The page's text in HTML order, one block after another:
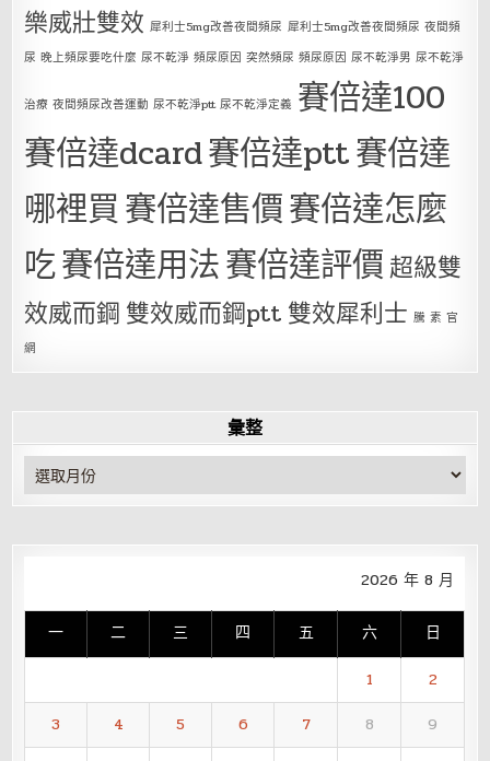
樂威壯雙效 犀利士5mg改善夜間頻尿 犀利士5mg改善夜間頻尿 夜間頻
尿 晚上頻尿要吃什麼 尿不乾淨 頻尿原因 突然頻尿 頻尿原因 尿不乾淨男 尿不乾淨
治療 夜間頻尿改善運動 尿不乾淨ptt 尿不乾淨定義 賽倍達100
賽倍達dcard賽倍達ptt賽倍達
哪裡買賽倍達售價賽倍達怎麼
吃賽倍達用法賽倍達評價超級雙
效威而鋼 雙效威而鋼ptt 雙效犀利士 騰 素 官
網
彙整
彙
整
2026 年 8 月
一 二 三 四 五 六 日
1
2
3
4 5 6 7 8
9